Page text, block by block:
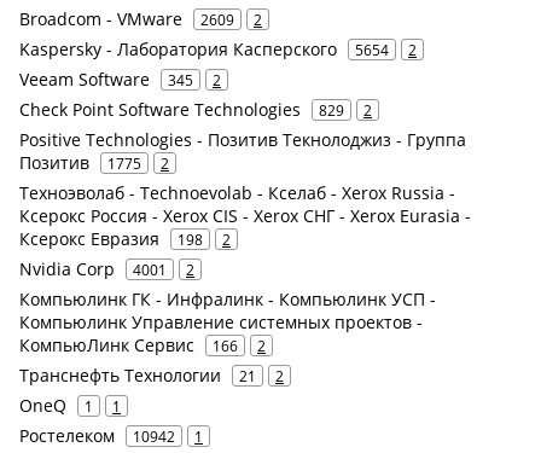
Broadcom - VMware 2609 2
Kaspersky - Лаборатория Касперского 5654 2
Veeam Software 345 2
Check Point Software Technologies 829 2
Positive Technologies - Позитив Текнолоджиз - Группа
Позитив
1775 2
Техноэволаб - Technoevolab - Кселаб - Xerox Russia -
Ксерокс Россия - Xerox CIS - Xerox СНГ - Xerox Eurasia -
Ксерокс Евразия
198 2
Nvidia Corp 4001 2
Компьюлинк ГК - Инфралинк - Компьюлинк УСП -
Компьюлинк Управление системных проектов -
КомпьюЛинк Сервис
166 2
Транснефть Технологии 21 2
OneQ 1 1
Ростелеком 10942 1